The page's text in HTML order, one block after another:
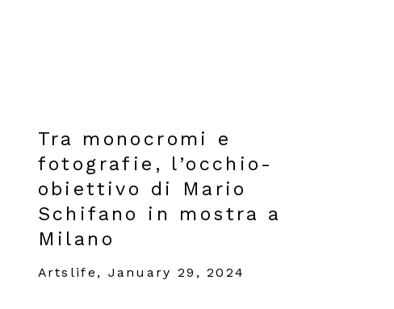
Tra monocromi e
fotografie, l’occhio-
obiettivo di Mario
Schifano in mostra a
Milano
Artslife, January 29, 2024